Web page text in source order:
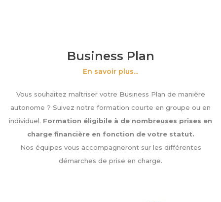
Business Plan
En savoir plus...
Vous souhaitez maîtriser votre Business Plan de manière
autonome ? Suivez notre formation courte en groupe ou en
individuel. Formation éligibile à de nombreuses prises en
charge financière en fonction de votre statut.
Nos équipes vous accompagneront sur les différentes
démarches de prise en charge.